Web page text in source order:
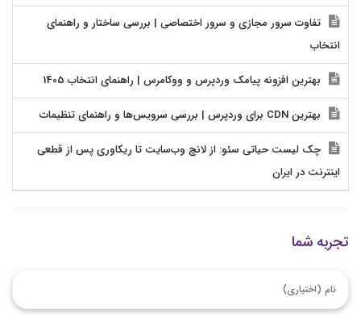
تفاوت سرور مجازی و سرور اختصاصی | بررسی ساختار و راهنمای
انتخاب
بهترین افزونه پیامک وردپرس و ووکامرس | راهنمای انتخاب 1405
بهترین CDN برای وردپرس | بررسی سرویس‌ها و راهنمای تنظیمات
چک لیست حیاتی سئو: از لانچ وب‌سایت تا ریکاوری پس از قطعی
اینترنت در ایران
تجربه شما